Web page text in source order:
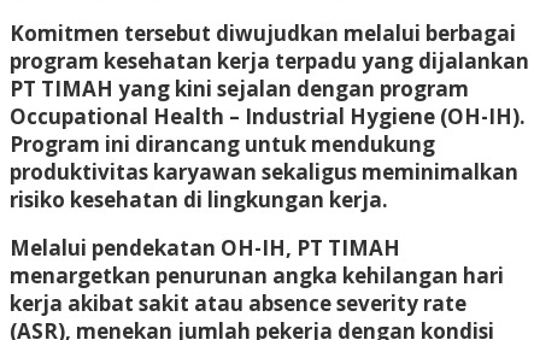
Komitmen tersebut diwujudkan melalui berbagai
program kesehatan kerja terpadu yang dijalankan
PT TIMAH yang kini sejalan dengan program
Occupational Health – Industrial Hygiene (OH-IH).
Program ini dirancang untuk mendukung
produktivitas karyawan sekaligus meminimalkan
risiko kesehatan di lingkungan kerja.
Melalui pendekatan OH-IH, PT TIMAH
menargetkan penurunan angka kehilangan hari
kerja akibat sakit atau absence severity rate
(ASR), menekan jumlah pekerja dengan kondisi